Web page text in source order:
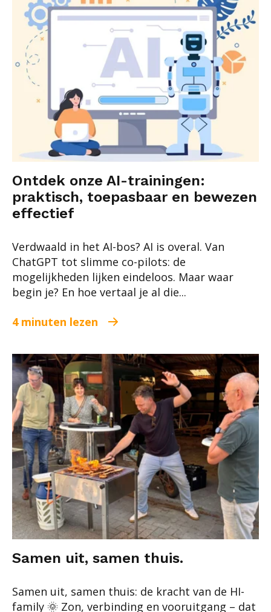
Ontdek onze AI-trainingen:
praktisch, toepasbaar en bewezen
effectief
Verdwaald in het AI-bos? AI is overal. Van
ChatGPT tot slimme co-pilots: de
mogelijkheden lijken eindeloos. Maar waar
begin je? En hoe vertaal je al die...
4 minuten lezen
Samen uit, samen thuis.
Samen uit, samen thuis: de kracht van de HI-
family 🌞 Zon, verbinding en vooruitgang – dat